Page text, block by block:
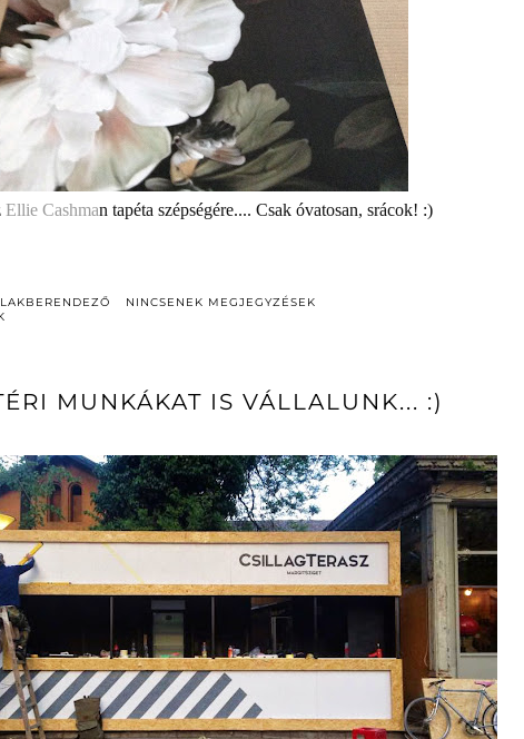
Ellie Cashman tapéta szépségére.... Csak óvatosan, srácok! :)
NINCSENEK MEGJEGYZÉSEK
MUNKÁKAT IS VÁLLALUNK... :)